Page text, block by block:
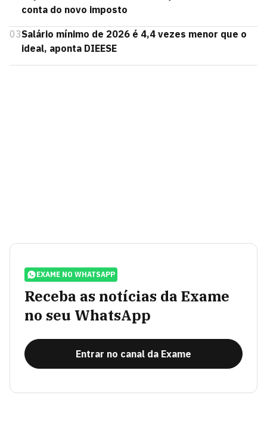
conta do novo imposto
03Salário mínimo de 2026 é 4,4 vezes menor que o
ideal, aponta DIEESE
EXAME NO WHATSAPP
Receba as notícias da Exame
no seu WhatsApp
Entrar no canal da Exame